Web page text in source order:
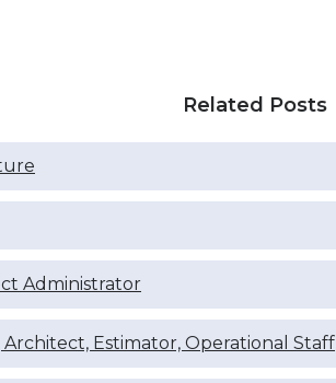
Related Posts
Administrator
Architect, Estimator, Operational Staff